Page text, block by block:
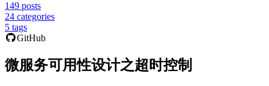
149 posts
24 categories
5 tags
GitHub
微服务可用性设计之超时控制